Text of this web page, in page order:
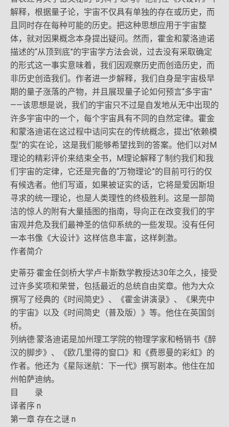
解释，根据量子论，宇宙不仅具有单独的存在或历史，而
且同时存在每种可能的历史。把这种思想应用于宇宙整
体，就对因果概念本身提出疑问。然而，霍金和蒙洛迪诺
描述的“从顶到底”的宇宙学方法会说，过去没有采取确定
的形式这一事实意味着，我们因观察历史而创造历史，而
非历史创造我们。作者进一步解释，我们自身是宇宙极早
期的量子涨落的产物，并且展现量子论如何预言“多宇宙”
——该思想是说，我们的宇宙只不过是自发地从无中出现的
许多宇宙中的一个，每个宇宙具有不同的自然定律。霍金
和蒙洛迪诺在这过程中诘问实在的传统概念，提出“依赖模
型”的实在论，这是我们能够希望找到的答案。他们以对M
理论的精彩评价来结束全书，M理论解释了制约我们和我
们宇宙的定律，它还是完备的“万物理论”的目前可行的仅
有候选者。他们写道，如果被证实的话，它将是爱因斯坦
寻求的统一理论，也是人类理性的终极胜利。这是一部简
洁的惊人的附有大量插图的指南，导向正在改变我们的宇
宙观并危及我们最神圣的信仰系统的一些发现。没有任何
一本书像《大设计》这样信息丰富，这样刺激。
作者简介
史蒂芬·霍金任剑桥大学卢卡斯数学教授达30年之久，接受
过许多奖项和荣誉，包括最近的总统自由奖章。他为大众
撰写了经典的《时间简史》、《霍金讲演录》、《果壳中
的宇宙》以及《时间简史（普及版）》等。他住在英国剑
桥。
列纳德·蒙洛迪诺是加州理工学院的物理学家和畅销书《醉
汉的脚步》、《欧几里得的窗口》和《费恩曼的彩虹》的
作者。他还为《星际迷航：下一代》撰写剧本。他住在加
州帕萨迪纳。
目 录
译者序 n
第一章 存在之谜 n